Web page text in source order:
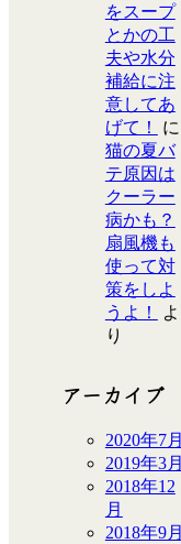
をスープ
とかの工
夫や水分
補給に注
意してあ
げて！
に
猫の夏バ
テ原因は
クーラー
病かも？
扇風機も
使って対
策をしよ
うよ！
よ
り
アーカイブ
2020年7月
2019年3月
2018年12
月
2018年9月